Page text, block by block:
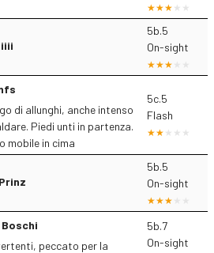
5b.5
On-sight
di allunghi, anche intenso
Piedi unti in partenza.
mobile in cima
5c.5
Flash
5b.5
On-sight
peccato per la
5b.7
On-sight